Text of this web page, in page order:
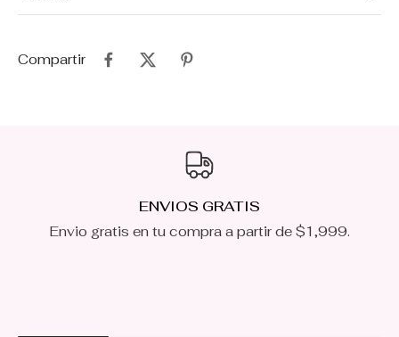
Compartir
ENVIOS GRATIS
Envio gratis en tu compra a partir de $1,999.